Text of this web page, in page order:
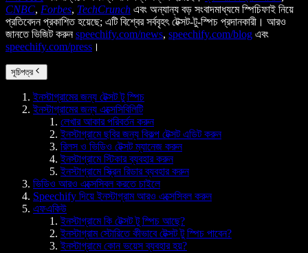
CNBC, Forbes, TechCrunch এবং অন্যান্য বড় সংবাদমাধ্যমে স্পিচিফাই নিয়ে
প্রতিবেদন প্রকাশিত হয়েছে; এটি বিশ্বের সর্ববৃহৎ টেক্সট-টু-স্পিচ প্রদানকারী। আরও
জানতে ভিজিট করুনspeechify.com/news, speechify.com/blog এবং
speechify.com/press ।
সূচিপত্র
ইনস্টাগ্রামের জন্য টেক্সট টু স্পিচ
ইনস্টাগ্রামের জন্য এক্সেসিবিলিটি
লেখার আকার পরিবর্তন করুন
ইনস্টাগ্রামে ছবির জন্য বিকল্প টেক্সট এডিট করুন
রিলস ও ভিডিও টেক্সট ম্যানেজ করুন
ইনস্টাগ্রামে স্টিকার ব্যবহার করুন
ইনস্টাগ্রামে স্ক্রিন রিডার ব্যবহার করুন
ভিডিও আরও এক্সেসিবল করতে চাইলে
Speechify দিয়ে ইনস্টাগ্রাম আরও এক্সেসিবল করুন
এফএকিউ
ইনস্টাগ্রামে কি টেক্সট টু স্পিচ আছে?
ইনস্টাগ্রাম স্টোরিতে কীভাবে টেক্সট টু স্পিচ পাবেন?
ইনস্টাগ্রামে কোন ভয়েস ব্যবহার হয়?